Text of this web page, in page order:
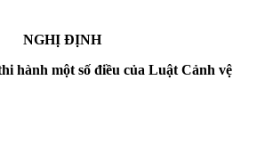
NGHỊ ĐỊNH
hành một số điều của Luật Cảnh vệ